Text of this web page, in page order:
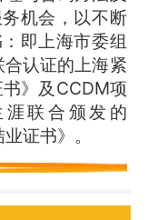
机会，以不断
即上海市委组
认证的上海紧
》及CCDM项
联合颁发的
证书》。